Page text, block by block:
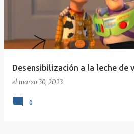
Desensibilización a la leche de
el marzo 30, 2023
0